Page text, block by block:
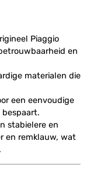
Piaggio
en
materialen die
een eenvoudige
stabielere en
en remklauw, wat